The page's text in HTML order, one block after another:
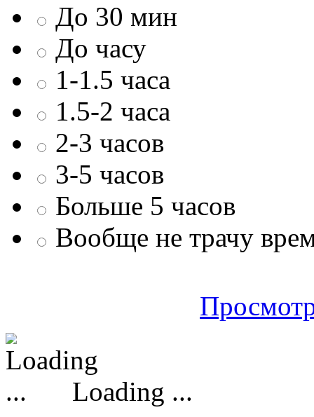
До 30 мин
До часу
1-1.5 часа
1.5-2 часа
2-3 часов
3-5 часов
Больше 5 часов
Вообще не трачу
Loading ...